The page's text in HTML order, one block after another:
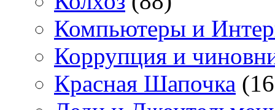
Компьютеры и
Коррупция и
Красная Шапочка